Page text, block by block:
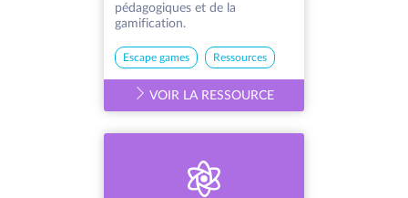
pédagogiques et de la
gamification.
Escape games Ressources
VOIR LA RESSOURCE